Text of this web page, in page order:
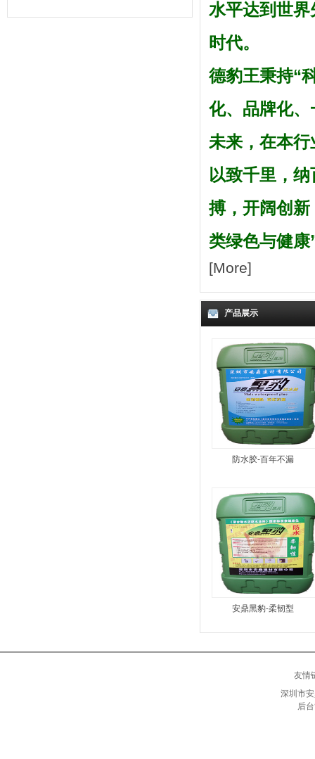
水平达到世
时代。
德豹王秉持“
化、品牌化
未来，在本
以致千里，
搏，开阔创
类绿色与健
[More]
产品展示
防水胶-百年不漏
安鼎黑豹-柔韧型
友情
深圳市
后